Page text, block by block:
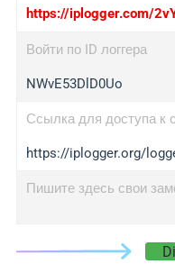
https://iplogger.com/
Войти по ID логгера
NWvE53DlD0Uo
Ссылка для доступа к
https://iplogger.org/
Пишите здесь свои